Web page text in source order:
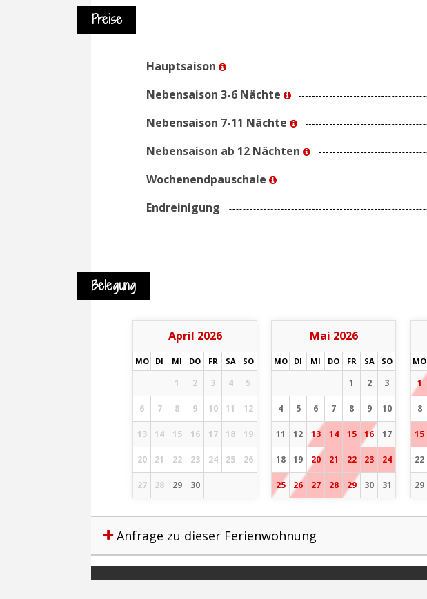
Preise
Hauptsaison
Nebensaison 3-6 Nächte
Nebensaison 7-11 Nächte
Nebensaison ab 12 Nächten
Wochenendpauschale
Endreinigung
Belegung
April 2026
MO DI MI DO FR SA SO
1 2 3 4 5
6 7 8 9 10 11 12
13 14 15 16 17 18 19
20 21 22 23 24 25 26
27 28 29 30
Mai 2026
MO DI MI DO FR SA SO
1 2 3
4 5 6 7 8 9 10
11 12 13 14 15 16 17
18 19 20 21 22 23 24
25 26 27 28 29 30 31
MO
1
8
15
22
29
Anfrage zu dieser Ferienwohnung